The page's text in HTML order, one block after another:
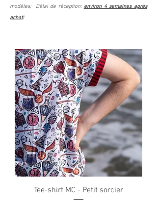
modèles; Délai de réception: environ 4 semaines après
achat)
Tee-shirt MC - Petit sorcier